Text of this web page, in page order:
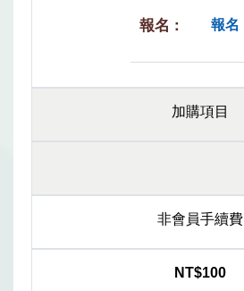
報名
加購項目
非會員手續費
NT$100